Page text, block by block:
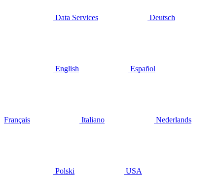
Data Services Deutsch
English Español
Français Italiano Nederlands
Polski USA